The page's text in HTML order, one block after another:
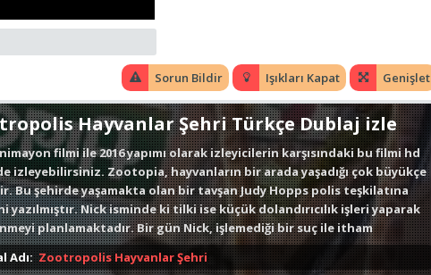
Genişlet
Işıkları Kapat
Sorun Bildir
Hayvanlar Şehri Türkçe Dublaj izle
filmi ile 2016 yapımı olarak izleyicilerin karşısındaki bu filmi hd
izleyebilirsiniz. Zootopia, hayvanların bir arada yaşadığı çok büyükçe
Bu şehirde yaşamakta olan bir tavşan Judy Hopps polis teşkilatına
yazılmıştır. Nick isminde ki tilki ise küçük dolandırıcılık işleri yaparak
planlamaktadır. Bir gün Nick, işlemediği bir suç ile itham
Nick adını temize çıkarmak, Judy de davayı çözmek için daha önceden
edemeyecekleri bir işbirliği yapmak zorunda kalırlar. İyi seyirler.
Adı: Zootropolis Hayvanlar Şehri